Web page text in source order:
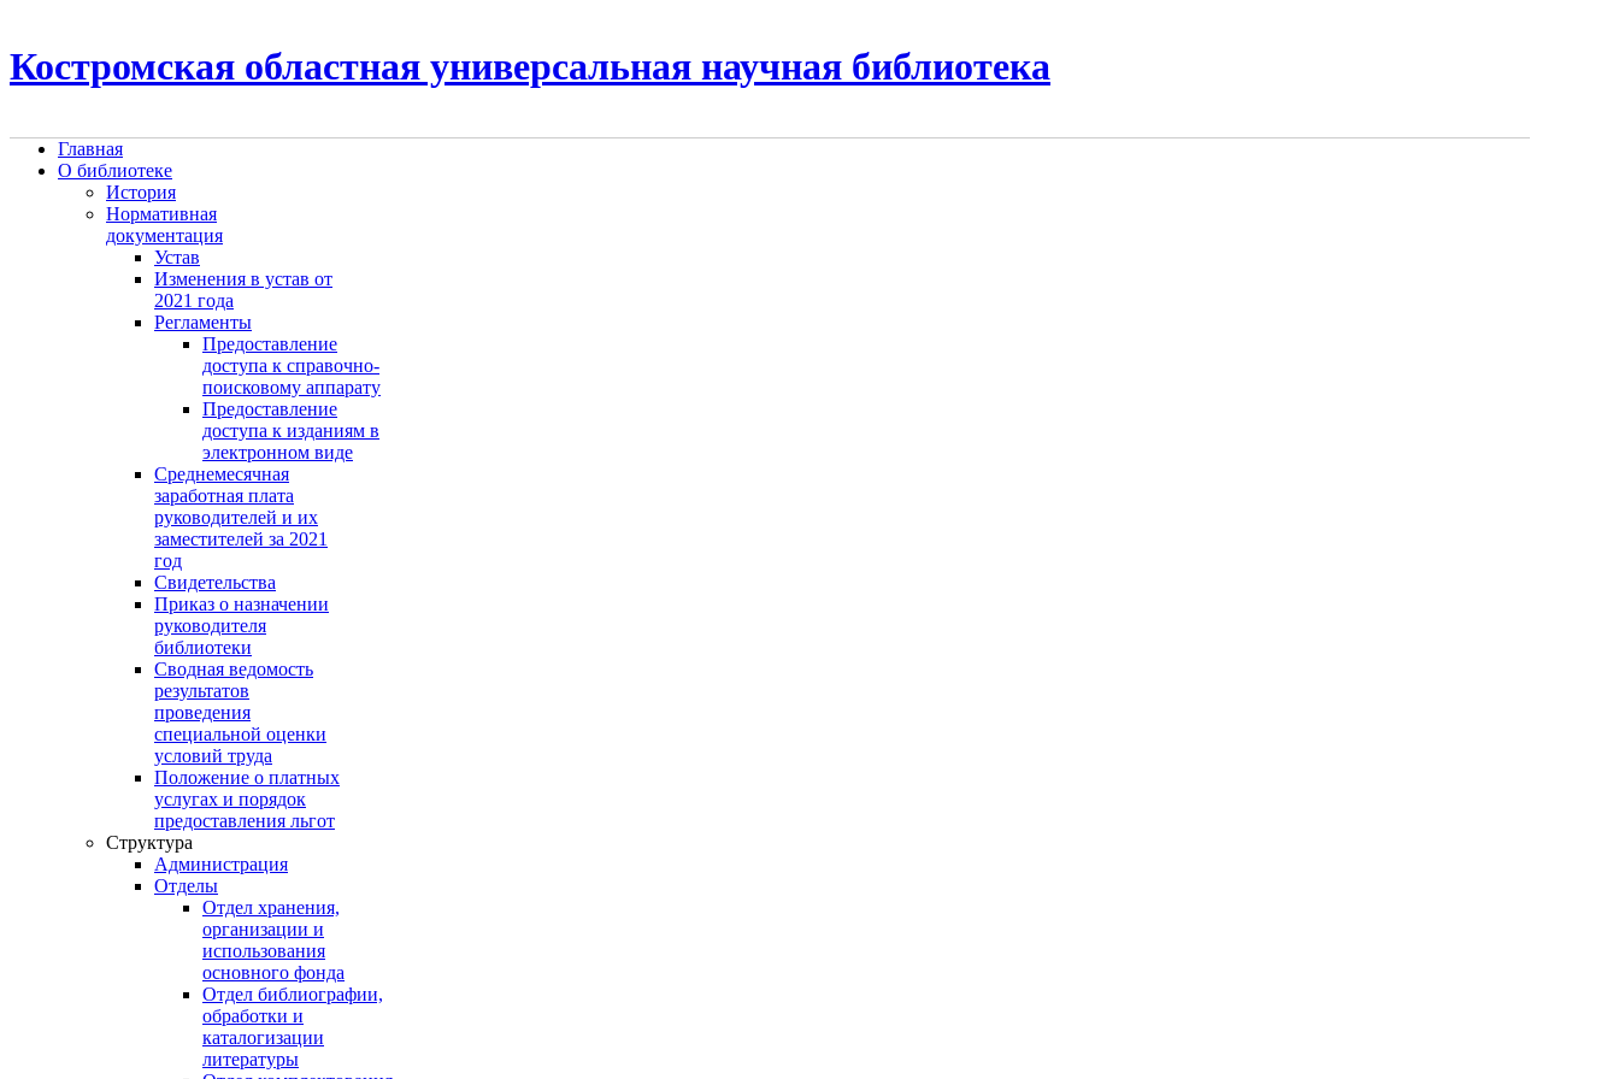
Костромская областная универсальная научная библиотека
Главная
О библиотеке
История
Нормативная
документация
Устав
Изменения в устав от
2021 года
Регламенты
Предоставление
доступа к справочно-
поисковому аппарату
Предоставление
доступа к изданиям в
электронном виде
Среднемесячная
заработная плата
руководителей и их
заместителей за 2021
год
Свидетельства
Приказ о назначении
руководителя
библиотеки
Сводная ведомость
результатов
проведения
специальной оценки
условий труда
Положение о платных
услугах и порядок
предоставления льгот
Структура
Администрация
Отделы
Отдел хранения,
организации и
использования
основного фонда
Отдел библиографии,
обработки и
каталогизации
литературы